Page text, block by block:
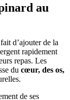
au
d’ajouter de la
rapidement
repas. Les
du cœur, des os,
de ses